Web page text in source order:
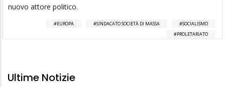
nuovo attore politico.
EUROPA SINDACATO SOCIETÀ DI MASSA
SOCIALISMO
PROLETARIATO
Ultime Notizie